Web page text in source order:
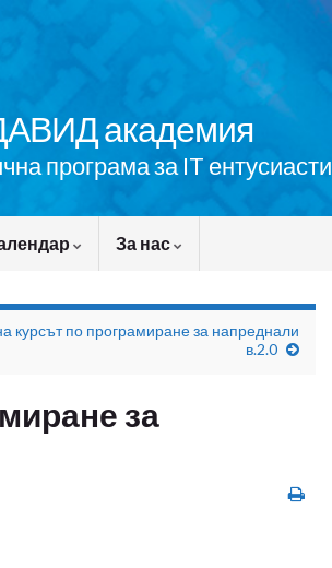
академия
програма за IT ентусиасти
За нас
курсът по програмиране за напреднали
в.2.0
за